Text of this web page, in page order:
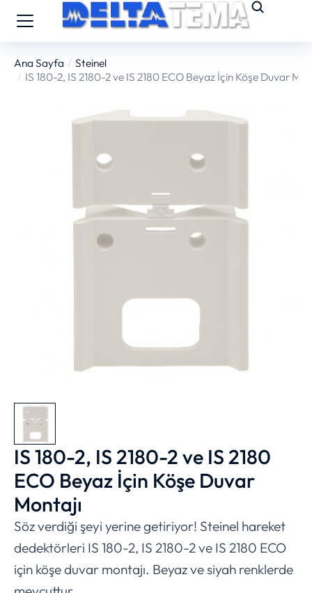
You are here:
Ana Sayfa
Steinel
IS 180-2, IS 2180-2 ve IS 2180 ECO Beyaz İçin Köşe Duvar
IS 180-2, IS 2180-2 ve IS 2180
ECO Beyaz İçin Köşe Duvar
Montajı
Söz verdiği şeyi yerine getiriyor! Steinel hareket
dedektörleri IS 180-2, IS 2180-2 ve IS 2180 ECO
için köşe duvar montajı. Beyaz ve siyah renklerde